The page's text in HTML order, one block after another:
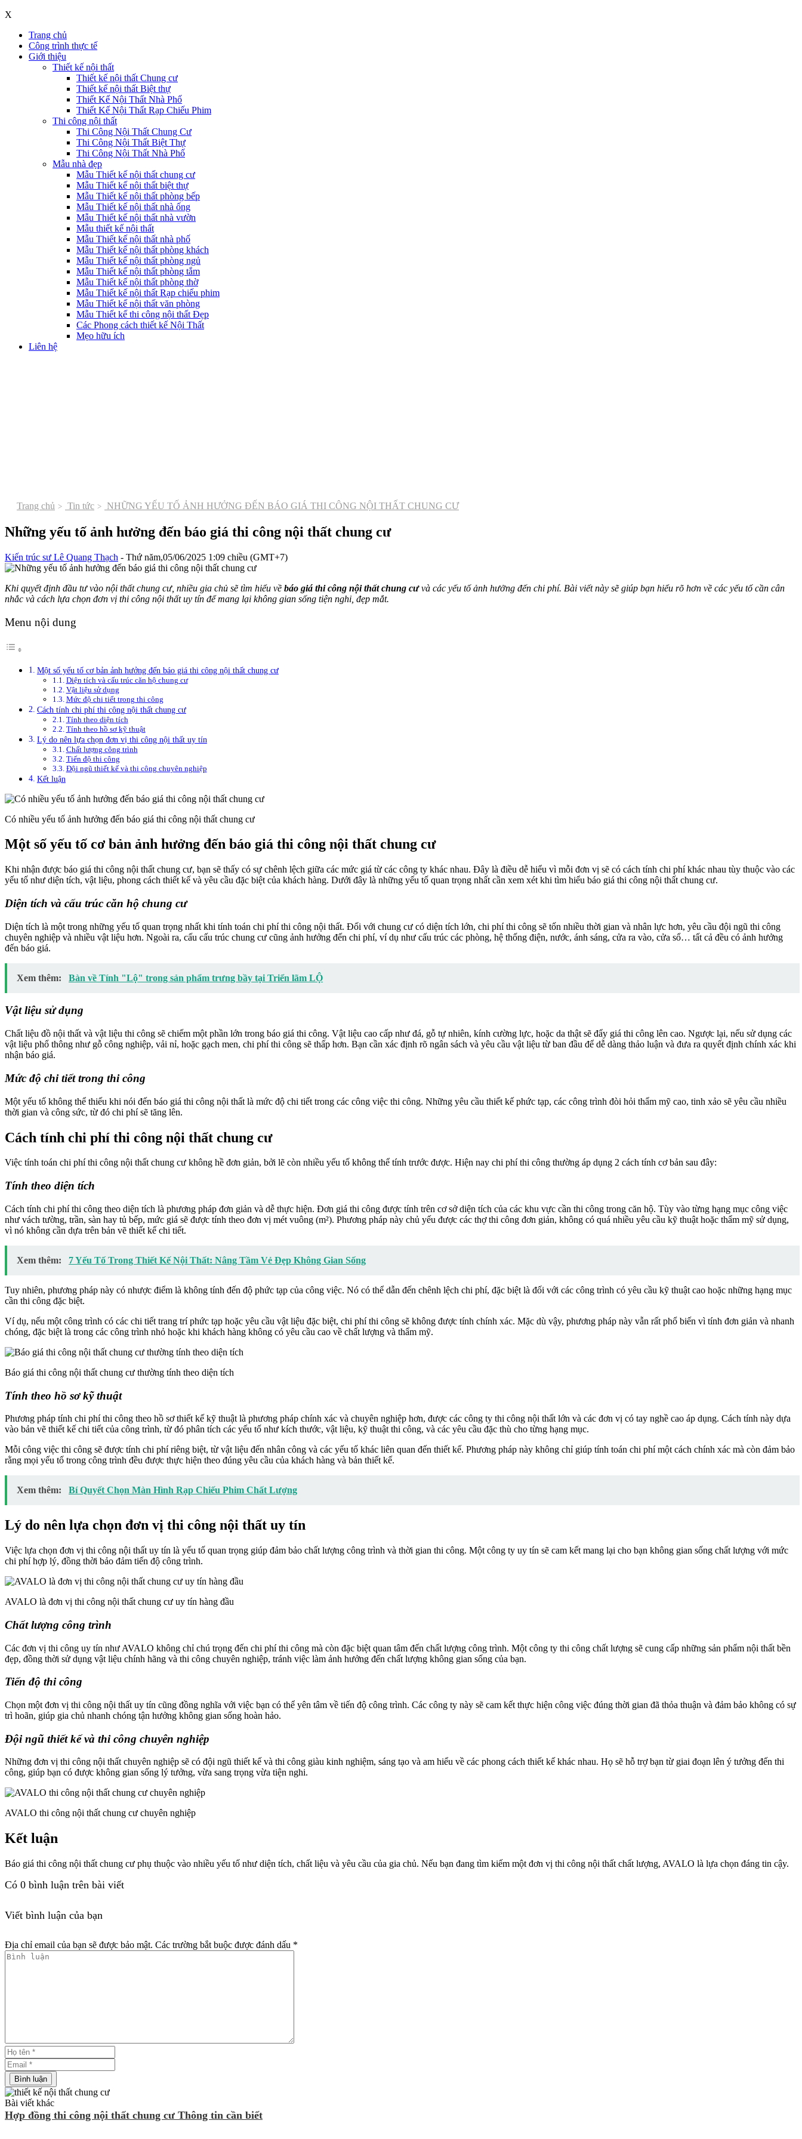
X
Trang chủ
Công trình thực tế
Giới thiệu
Thiết kế nội thất
Thiết kế nội thất Chung cư
Thiết kế nội thất Biệt thự
Thiết Kế Nội Thất Nhà Phố
Thiết Kế Nội Thất Rạp Chiếu Phim
Thi công nội thất
Thi Công Nội Thất Chung Cư
Thi Công Nội Thất Biệt Thự
Thi Công Nội Thất Nhà Phố
Mẫu nhà đẹp
Mẫu Thiết kế nội thất chung cư
Mẫu Thiết kế nội thất biệt thự
Mẫu Thiết kế nội thất phòng bếp
Mẫu Thiết kế nội thất nhà ống
Mẫu Thiết kế nội thất nhà vườn
Mẫu thiết kế nội thất
Mẫu Thiết kế nội thất nhà phố
Mẫu Thiết kế nội thất phòng khách
Mẫu Thiết kế nội thất phòng ngủ
Mẫu Thiết kế nội thất phòng tắm
Mẫu Thiết kế nội thất phòng thờ
Mẫu Thiết kế nội thất Rạp chiếu phim
Mẫu Thiết kế nội thất văn phòng
Mẫu Thiết kế thi công nội thất Đẹp
Các Phong cách thiết kế Nội Thất
Mẹo hữu ích
Liên hệ
Trang chủ Tin tức NHỮNG YẾU TỐ ẢNH HƯỞNG ĐẾN BÁO GIÁ THI CÔNG NỘI THẤT CHUNG CƯ
Những yếu tố ảnh hưởng đến báo giá thi công nội thất chung cư
Kiến trúc sư Lê Quang Thạch - Thứ năm,05/06/2025 1:09 chiều (GMT+7)
Khi quyết định đầu tư vào nội thất chung cư, nhiều gia chủ sẽ tìm hiểu về báo giá thi công nội thất chung cưvà các yếu tố ảnh hưởng đến chi phí. Bài viết này sẽ giúp bạn hiểu rõ hơn về các yếu tố cần cân
nhắc và cách lựa chọn đơn vị thi công nội thất uy tín để mang lại không gian sống tiện nghi, đẹp mắt.
Menu nội dung
Một số yếu tố cơ bản ảnh hưởng đến báo giá thi công nội thất chung cư
Diện tích và cấu trúc căn hộ chung cư
Vật liệu sử dụng
Mức độ chi tiết trong thi công
Cách tính chi phí thi công nội thất chung cư
Tính theo diện tích
Tính theo hồ sơ kỹ thuật
Lý do nên lựa chọn đơn vị thi công nội thất uy tín
Chất lượng công trình
Tiến độ thi công
Đội ngũ thiết kế và thi công chuyên nghiệp
Kết luận
Có nhiều yếu tố ảnh hưởng đến báo giá thi công nội thất chung cư
Một số yếu tố cơ bản ảnh hưởng đến báo giá thi công nội thất chung cư
Khi nhận được báo giá thi công nội thất chung cư, bạn sẽ thấy có sự chênh lệch giữa các mức giá từ các công ty khác nhau. Đây là điều dễ hiểu vì mỗi đơn vị sẽ có cách tính chi phí khác nhau tùy thuộc vào các
yếu tố như diện tích, vật liệu, phong cách thiết kế và yêu cầu đặc biệt của khách hàng. Dưới đây là những yếu tố quan trọng nhất cần xem xét khi tìm hiểu báo giá thi công nội thất chung cư.
Diện tích và cấu trúc căn hộ chung cư
Diện tích là một trong những yếu tố quan trọng nhất khi tính toán chi phí thi công nội thất. Đối với chung cư có diện tích lớn, chi phí thi công sẽ tốn nhiều thời gian và nhân lực hơn, yêu cầu đội ngũ thi công
chuyên nghiệp và nhiều vật liệu hơn. Ngoài ra, cấu cấu trúc chung cư cũng ảnh hưởng đến chi phí, ví dụ như cấu trúc các phòng, hệ thống điện, nước, ánh sáng, cửa ra vào, cửa sổ… tất cả đều có ảnh hưởng
đến báo giá.
Xem thêm: Bàn về Tính "Lộ" trong sản phẩm trưng bầy tại Triển lãm LỘ
Vật liệu sử dụng
Chất liệu đồ nội thất và vật liệu thi công sẽ chiếm một phần lớn trong báo giá thi công. Vật liệu cao cấp như đá, gỗ tự nhiên, kính cường lực, hoặc da thật sẽ đẩy giá thi công lên cao. Ngược lại, nếu sử dụng các
vật liệu phổ thông như gỗ công nghiệp, vải nỉ, hoặc gạch men, chi phí thi công sẽ thấp hơn. Bạn cần xác định rõ ngân sách và yêu cầu vật liệu từ ban đầu để dễ dàng thảo luận và đưa ra quyết định chính xác khi
nhận báo giá.
Mức độ chi tiết trong thi công
Một yếu tố không thể thiếu khi nói đến báo giá thi công nội thất là mức độ chi tiết trong các công việc thi công. Những yêu cầu thiết kế phức tạp, các công trình đòi hỏi thẩm mỹ cao, tinh xảo sẽ yêu cầu nhiều
thời gian và công sức, từ đó chi phí sẽ tăng lên.
Cách tính chi phí thi công nội thất chung cư
Việc tính toán chi phí thi công nội thất chung cư không hề đơn giản, bởi lẽ còn nhiều yếu tố không thể tính trước được. Hiện nay chi phí thi công thường áp dụng 2 cách tính cơ bản sau đây:
Tính theo diện tích
Cách tính chi phí thi công theo diện tích là phương pháp đơn giản và dễ thực hiện. Đơn giá thi công được tính trên cơ sở diện tích của các khu vực cần thi công trong căn hộ. Tùy vào từng hạng mục công việc
như vách tường, trần, sàn hay tủ bếp, mức giá sẽ được tính theo đơn vị mét vuông (m²). Phương pháp này chủ yếu được các thợ thi công đơn giản, không có quá nhiều yêu cầu kỹ thuật hoặc thẩm mỹ sử dụng,
vì nó không cần dựa trên bản vẽ thiết kế chi tiết.
Xem thêm: 7 Yếu Tố Trong Thiết Kế Nội Thất: Nâng Tầm Vẻ Đẹp Không Gian Sống
Tuy nhiên, phương pháp này có nhược điểm là không tính đến độ phức tạp của công việc. Nó có thể dẫn đến chênh lệch chi phí, đặc biệt là đối với các công trình có yêu cầu kỹ thuật cao hoặc những hạng mục
cần thi công đặc biệt.
Ví dụ, nếu một công trình có các chi tiết trang trí phức tạp hoặc yêu cầu vật liệu đặc biệt, chi phí thi công sẽ không được tính chính xác. Mặc dù vậy, phương pháp này vẫn rất phổ biến vì tính đơn giản và nhanh
chóng, đặc biệt là trong các công trình nhỏ hoặc khi khách hàng không có yêu cầu cao về chất lượng và thẩm mỹ.
Báo giá thi công nội thất chung cư thường tính theo diện tích
Tính theo hồ sơ kỹ thuật
Phương pháp tính chi phí thi công theo hồ sơ thiết kế kỹ thuật là phương pháp chính xác và chuyên nghiệp hơn, được các công ty thi công nội thất lớn và các đơn vị có tay nghề cao áp dụng. Cách tính này dựa
vào bản vẽ thiết kế chi tiết của công trình, từ đó phân tích các yếu tố như kích thước, vật liệu, kỹ thuật thi công, và các yêu cầu đặc thù cho từng hạng mục.
Mỗi công việc thi công sẽ được tính chi phí riêng biệt, từ vật liệu đến nhân công và các yếu tố khác liên quan đến thiết kế. Phương pháp này không chỉ giúp tính toán chi phí một cách chính xác mà còn đảm bảo
rằng mọi yếu tố trong công trình đều được thực hiện theo đúng yêu cầu của khách hàng và bản thiết kế.
Xem thêm: Bí Quyết Chọn Màn Hình Rạp Chiếu Phim Chất Lượng
Lý do nên lựa chọn đơn vị thi công nội thất uy tín
Việc lựa chọn đơn vị thi công nội thất uy tín là yếu tố quan trọng giúp đảm bảo chất lượng công trình và thời gian thi công. Một công ty uy tín sẽ cam kết mang lại cho bạn không gian sống chất lượng với mức
chi phí hợp lý, đồng thời bảo đảm tiến độ công trình.
AVALO là đơn vị thi công nội thất chung cư uy tín hàng đầu
Chất lượng công trình
Các đơn vị thi công uy tín như AVALO không chỉ chú trọng đến chi phí thi công mà còn đặc biệt quan tâm đến chất lượng công trình. Một công ty thi công chất lượng sẽ cung cấp những sản phẩm nội thất bền
đẹp, đồng thời sử dụng vật liệu chính hãng và thi công chuyên nghiệp, tránh việc làm ảnh hưởng đến chất lượng không gian sống của bạn.
Tiến độ thi công
Chọn một đơn vị thi công nội thất uy tín cũng đồng nghĩa với việc bạn có thể yên tâm về tiến độ công trình. Các công ty này sẽ cam kết thực hiện công việc đúng thời gian đã thỏa thuận và đảm bảo không có sự
trì hoãn, giúp gia chủ nhanh chóng tận hưởng không gian sống hoàn hảo.
Đội ngũ thiết kế và thi công chuyên nghiệp
Những đơn vị thi công nội thất chuyên nghiệp sẽ có đội ngũ thiết kế và thi công giàu kinh nghiệm, sáng tạo và am hiểu về các phong cách thiết kế khác nhau. Họ sẽ hỗ trợ bạn từ giai đoạn lên ý tưởng đến thi
công, giúp bạn có được không gian sống lý tưởng, vừa sang trọng vừa tiện nghi.
AVALO thi công nội thất chung cư chuyên nghiệp
Kết luận
Báo giá thi công nội thất chung cư phụ thuộc vào nhiều yếu tố như diện tích, chất liệu và yêu cầu của gia chủ. Nếu bạn đang tìm kiếm một đơn vị thi công nội thất chất lượng, AVALO là lựa chọn đáng tin cậy.
Có 0 bình luận trên bài viết
Viết bình luận của bạn
Địa chỉ email của bạn sẽ được bảo mật. Các trường bắt buộc được đánh dấu *
Bài viết khác
Hợp đồng thi công nội thất chung cư Thông tin cần biết